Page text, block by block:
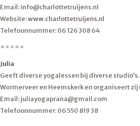
Email: info@charlottetruijens.nl
Website:www.charlottetruijens.nl
Telefoonnummer: 06 126 308 64
=====
Julia
Geeft diverse yogalessen bij diverse
Wormerveer en Heemskerk en organiseert
Email: juliayogaprana@gmail.com
Telefoonnummer: 06 550 819 38